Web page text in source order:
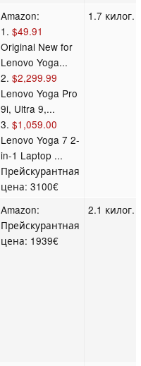
Amazon:
1.$49.91
Original New for
Lenovo Yoga...
2.$2,299.99
Lenovo Yoga Pro
9i, Ultra 9,...
3.$1,059.00
Lenovo Yoga 7 2-
in-1 Laptop ...
Прейскурантная
цена: 3100€
1.7 килог.
Amazon:
Прейскурантная
цена: 1939€
2.1 килог.